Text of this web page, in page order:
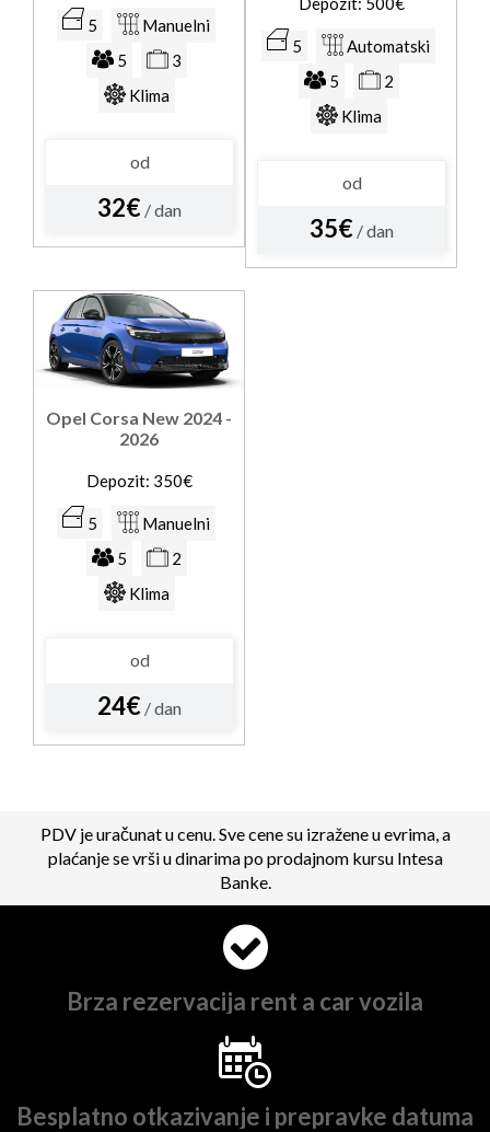
5
Manuelni
5
3
Klima
od
32€/ dan
5
Automatski
5
2
Klima
od
35€/ dan
Opel Corsa New 2024 -
2026
Depozit: 350€
5
Manuelni
5
2
Klima
od
24€/ dan
PDV je uračunat u cenu. Sve cene su izražene u evrima, a
plaćanje se vrši u dinarima po prodajnom kursu Intesa
Banke.
Brza rezervacija rent a car vozila
Besplatno otkazivanje i prepravke datuma